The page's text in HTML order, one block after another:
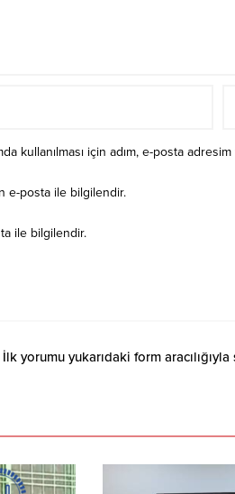
kullanılması için adım, e-posta
e-posta ile bilgilendir.
ile bilgilendir.
yorumu yukarıdaki form